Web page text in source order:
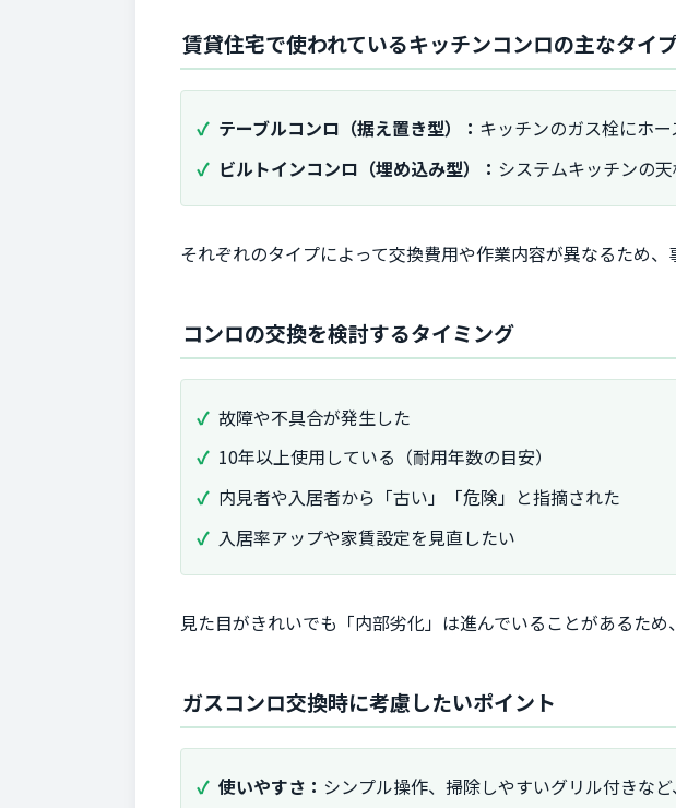
賃貸住宅で使われているキッチンコンロの主なタイプ
テーブルコンロ（据え置き型）： キッチンのガス栓にホ
ビルトインコンロ（埋め込み型）： システムキッチンの
それぞれのタイプによって交換費用や作業内容が異なるため、
コンロの交換を検討するタイミング
故障や不具合が発生した
10年以上使用している（耐用年数の目安）
内見者や入居者から「古い」「危険」と指摘された
入居率アップや家賃設定を見直したい
見た目がきれいでも「内部劣化」は進んでいることがあるため
ガスコンロ交換時に考慮したいポイント
使いやすさ： シンプル操作、掃除しやすいグリル付きな